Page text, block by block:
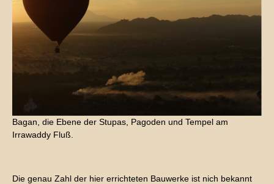
Bagan, die Ebene der Stupas, Pagoden und Tempel am
Irrawaddy Fluß.
Die genau Zahl der hier errichteten Bauwerke ist nich bekannt